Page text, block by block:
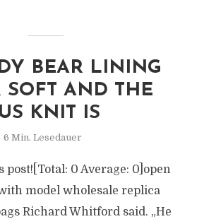
BEAR LINING
SOFT AND THE
KNIT IS
6 Min. Lesedauer
post![Total: 0 Average: 0]open
model wholesale replica
Richard Whitford said. „He